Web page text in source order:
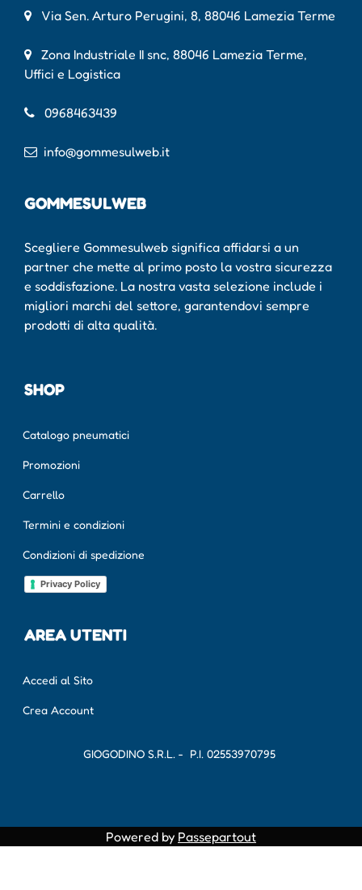
Via Sen. Arturo Perugini, 8, 88046 Lamezia Terme
Zona Industriale II snc, 88046 Lamezia Terme,
Uffici e Logistica
0968463439
info@gommesulweb.it
GOMMESULWEB
Scegliere Gommesulweb significa affidarsi a un
partner che mette al primo posto la vostra sicurezza
e soddisfazione. La nostra vasta selezione include i
migliori marchi del settore, garantendovi sempre
prodotti di alta qualità.
SHOP
Catalogo pneumatici
Promozioni
Carrello
Termini e condizioni
Condizioni di spedizione
Privacy Policy
AREA UTENTI
Accedi al Sito
Crea Account
GIOGODINO S.R.L. - P.I. 02553970795
Powered by Passepartout